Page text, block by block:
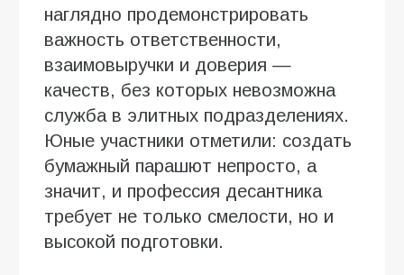
наглядно продемонстрировать
важность ответственности,
взаимовыручки и доверия —
качеств, без которых невозможна
служба в элитных подразделениях.
Юные участники отметили: создать
бумажный парашют непросто, а
значит, и профессия десантника
требует не только смелости, но и
высокой подготовки.